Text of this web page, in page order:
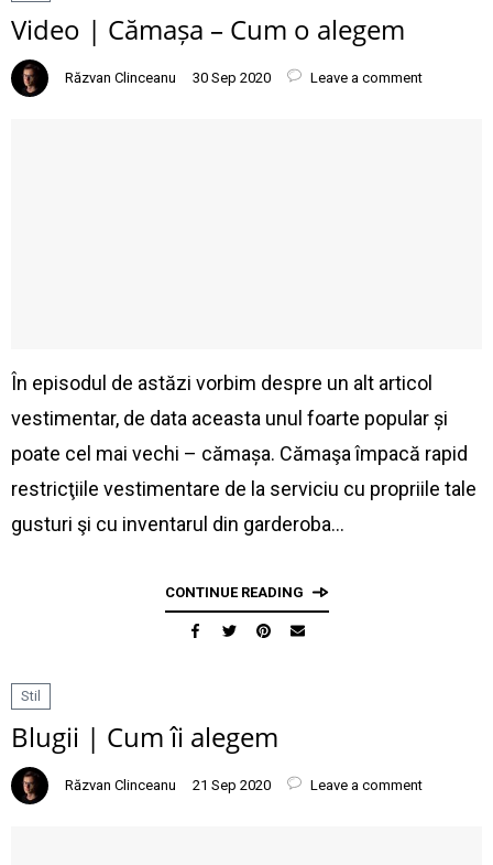
Video | Cămașa – Cum o alegem
Răzvan Clinceanu 30 Sep 2020 Leave a comment
În episodul de astăzi vorbim despre un alt articol
vestimentar, de data aceasta unul foarte popular și
poate cel mai vechi – cămașa. Cămaşa împacă rapid
restricţiile vestimentare de la serviciu cu propriile tale
gusturi şi cu inventarul din garderoba…
CONTINUE READING
Stil
Blugii | Cum îi alegem
Răzvan Clinceanu 21 Sep 2020 Leave a comment